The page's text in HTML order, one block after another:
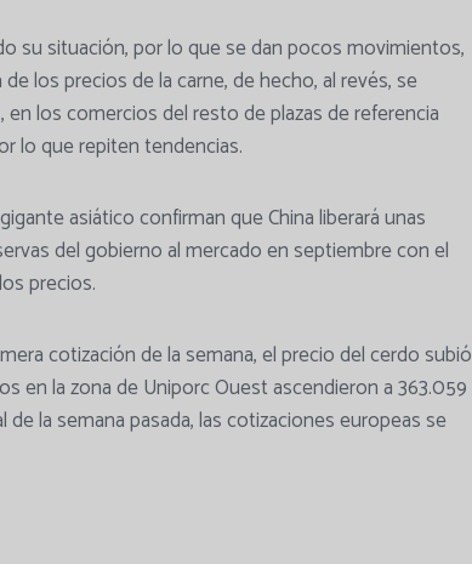
su situación, por lo que se dan pocos movimientos,
los precios de la carne, de hecho, al revés, se
los comercios del resto de plazas de referencia
lo que repiten tendencias.
asiático confirman que China liberará unas
del gobierno al mercado en septiembre con el
precios.
cotización de la semana, el precio del cerdo subió
en la zona de Uniporc Ouest ascendieron a 363.059
la semana pasada, las cotizaciones europeas se